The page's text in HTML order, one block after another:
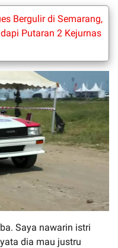
Bergulir di Semarang,
Putaran 2 Kejurnas
Saya nawarin istri
dia mau justru